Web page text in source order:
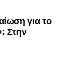
για το
Στην